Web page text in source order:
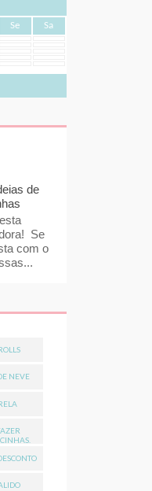
Se Sa
de
Se
com o
NEVE